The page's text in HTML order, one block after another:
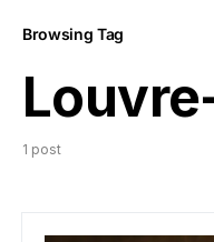
Browsing Tag
1 post